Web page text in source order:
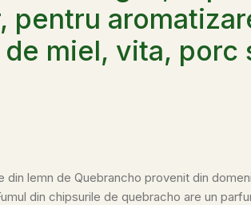
pentru
miel, vita, porc
din lemn de Quebrancho provenit din
din chipsurile de quebracho are un